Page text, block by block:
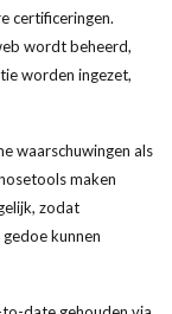
certificeringen.
wordt beheerd,
worden ingezet,
waarschuwingen als
maken
zodat
kunnen